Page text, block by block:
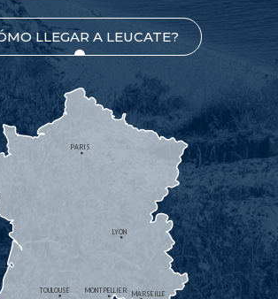
LLEGAR A LEUCATE?
MONTPELLIER MARSEILLE
TOULOUSE
LYON
PARIS